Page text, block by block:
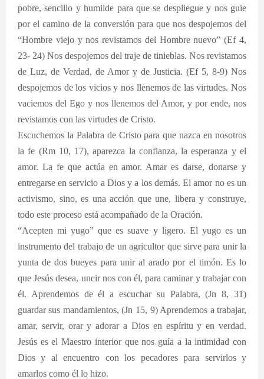
pobre, sencillo y humilde para que se despliegue y nos guie
por el camino de la conversión para que nos despojemos del
“Hombre viejo y nos revistamos del Hombre nuevo” (Ef 4,
23- 24) Nos despojemos del traje de tinieblas. Nos revistamos
de Luz, de Verdad, de Amor y de Justicia. (Ef 5, 8-9) Nos
despojemos de los vicios y nos llenemos de las virtudes. Nos
vaciemos del Ego y nos llenemos del Amor, y por ende, nos
revistamos con las virtudes de Cristo.
Escuchemos la Palabra de Cristo para que nazca en nosotros
la fe (Rm 10, 17), aparezca la confianza, la esperanza y el
amor. La fe que actúa en amor. Amar es darse, donarse y
entregarse en servicio a Dios y a los demás. El amor no es un
activismo, sino, es una acción que une, libera y construye,
todo este proceso está acompañado de la Oración.
“Acepten mi yugo” que es suave y ligero. El yugo es un
instrumento del trabajo de un agricultor que sirve para unir la
yunta de dos bueyes para unir al arado por el timón. Es lo
que Jesús desea, uncir nos con él, para caminar y trabajar con
él. Aprendemos de él a escuchar su Palabra, (Jn 8, 31)
guardar sus mandamientos, (Jn 15, 9) Aprendemos a trabajar,
amar, servir, orar y adorar a Dios en espíritu y en verdad.
Jesús es el Maestro interior que nos guía a la intimidad con
Dios y al encuentro con los pecadores para servirlos y
amarlos como él lo hizo.